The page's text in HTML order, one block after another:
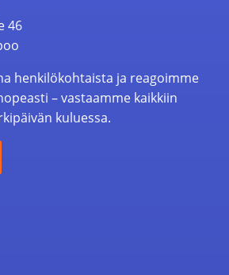
46
henkilökohtaista ja reagoimme
– vastaamme kaikkiin
kuluessa.